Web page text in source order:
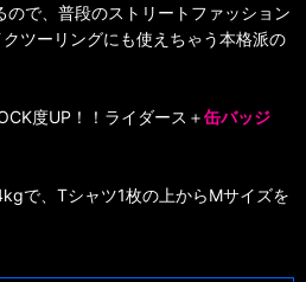
で、普段のストリートファッション
ツーリングにも使えちゃう本格派の
度UP！！ライダース＋缶バッジ
で、Tシャツ1枚の上からMサイズを